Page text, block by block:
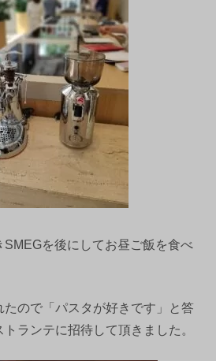
を後にしてお昼ご飯を食べ
ので「パスタが好きです」と答
ランテに招待して頂きました。